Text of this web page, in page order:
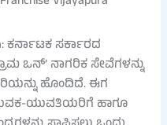
ಕರ್ನಾಟಕ ಸರ್ಕಾರದ
ಒನ್’ ನಾಗರಿಕ ಸೇವೆಗಳನ್ನು
ಹೊಂದಿದೆ. ಈಗ
ಯುವತಿಯರಿಗೆ ಹಾಗೂ